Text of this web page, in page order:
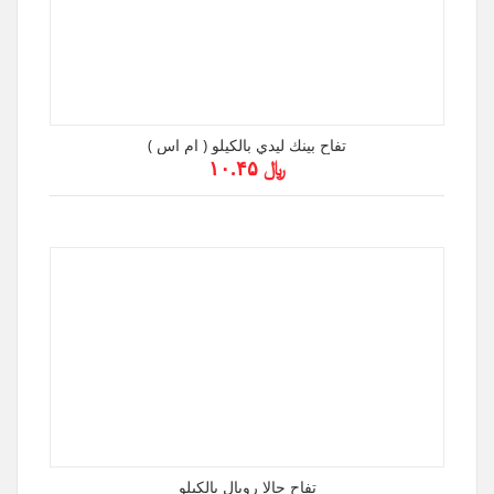
تفاح بينك ليدي بالكيلو ( ام اس )
﷼ ۱۰.۴۵
تفاح جالا رويال بالكيلو